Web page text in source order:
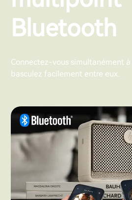
Bluetooth
Connectez-vous simultanément
basculez facilement entre eux.